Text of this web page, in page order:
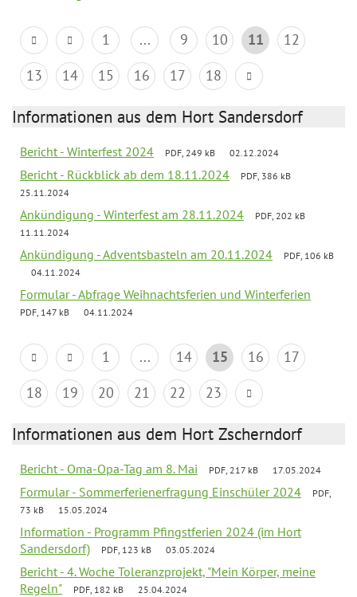
1 ... 9 10 11
12
13
14 15 16 17 18
Informationen aus dem Hort Sandersdorf
Bericht - Winterfest 2024 PDF, 249 kB 02.12.2024
Bericht - Rückblick ab dem 18.11.2024
PDF, 386 kB
25.11.2024
Ankündigung - Winterfest am 28.11.2024
PDF, 202 kB
11.11.2024
Ankündigung - Adventsbasteln am 20.11.2024
PDF, 106 kB
04.11.2024
Formular - Abfrage Weihnachtsferien und Winterferien
PDF, 147 kB 04.11.2024
1 ... 14 15 16
17
18
19 20 21 22 23
Informationen aus dem Hort Zscherndorf
Bericht - Oma-Opa-Tag am 8. Mai PDF, 217 kB 17.05.2024
Formular - Sommerferienerfragung Einschüler 2024
PDF,
73 kB
15.05.2024
Information - Programm Pfingstferien 2024 (im Hort
Sandersdorf)
PDF, 123 kB 03.05.2024
Bericht - 4. Woche Toleranzprojekt, "Mein Körper, meine
Regeln"
PDF, 182 kB 25.04.2024